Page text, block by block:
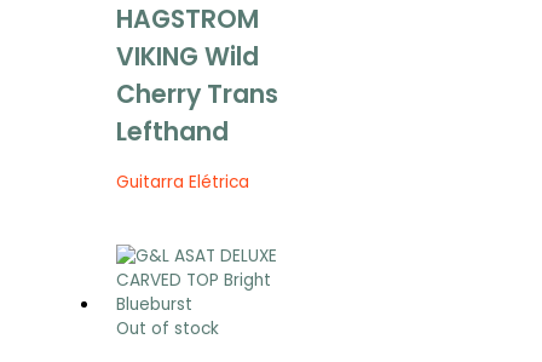
HAGSTROM
VIKING Wild
Cherry Trans
Lefthand
Guitarra Elétrica
Out of stock